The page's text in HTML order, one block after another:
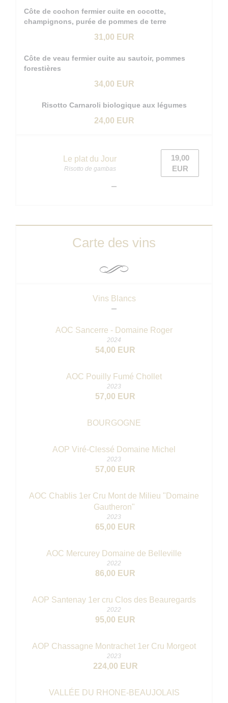
Côte de cochon fermier cuite en cocotte,
champignons, purée de pommes de terre
31,00 EUR
Côte de veau fermier cuite au sautoir, pommes
forestières
34,00 EUR
Risotto Carnaroli biologique aux légumes
24,00 EUR
Le plat du Jour
Risotto de gambas
19,00
EUR
Carte des vins
Vins Blancs
AOC Sancerre - Domaine Roger
2024
54,00 EUR
AOC Pouilly Fumé Chollet
2023
57,00 EUR
BOURGOGNE
AOP Viré-Clessé Domaine Michel
2023
57,00 EUR
AOC Chablis 1er Cru Mont de Milieu "Domaine
Gautheron"
2023
65,00 EUR
AOC Mercurey Domaine de Belleville
2022
86,00 EUR
AOP Santenay 1er cru Clos des Beauregards
2022
95,00 EUR
AOP Chassagne Montrachet 1er Cru Morgeot
2023
224,00 EUR
VALLÉE DU RHONE-BEAUJOLAIS